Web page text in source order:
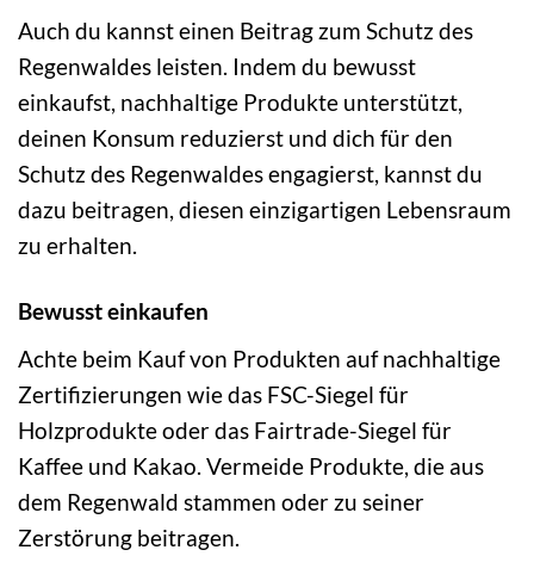
Auch du kannst einen Beitrag zum Schutz des
Regenwaldes leisten. Indem du bewusst
einkaufst, nachhaltige Produkte unterstützt,
deinen Konsum reduzierst und dich für den
Schutz des Regenwaldes engagierst, kannst du
dazu beitragen, diesen einzigartigen Lebensraum
zu erhalten.
Bewusst einkaufen
Achte beim Kauf von Produkten auf nachhaltige
Zertifizierungen wie das FSC-Siegel für
Holzprodukte oder das Fairtrade-Siegel für
Kaffee und Kakao. Vermeide Produkte, die aus
dem Regenwald stammen oder zu seiner
Zerstörung beitragen.